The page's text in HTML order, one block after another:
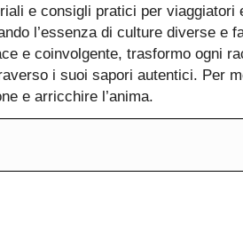
e consigli pratici per
l’essenza di culture diverse e
e coinvolgente, trasformo ogni
i suoi sapori autentici. Per
e arricchire l’anima.